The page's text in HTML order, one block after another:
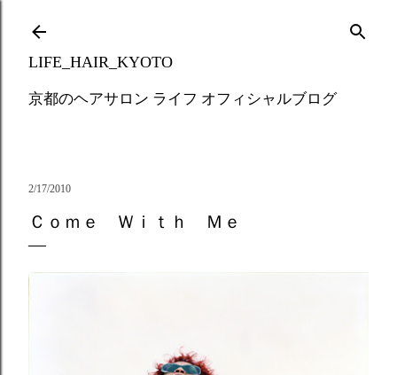
LIFE_HAIR_KYOTO
京都のヘアサロン ライフ オフィシャルブログ
2/17/2010
Ｃｏｍｅ Ｗｉｔｈ Ｍｅ